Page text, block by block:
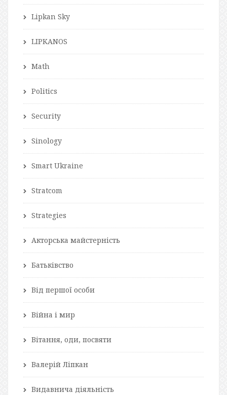
Lipkan Sky
LIPKANOS
Math
Politics
Security
Sinology
Smart Ukraine
Stratcom
Strategies
Акторська майстерність
Батьківство
Від першої особи
Війна і мир
Вітання, оди, посвяти
Валерій Ліпкан
Видавнича діяльність